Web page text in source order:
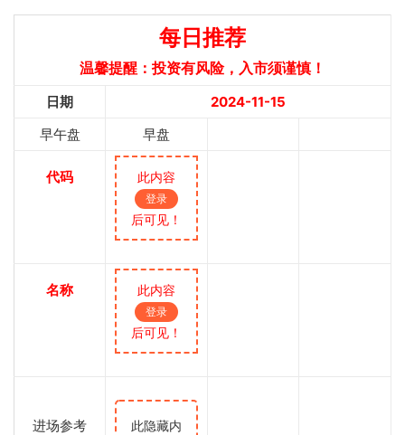
每日推荐
温馨提醒：投资有风险，入市须谨慎！
日期
2024-11-15
早午盘
早盘
代码 此内容
登录
后可见！
名称 此内容
登录
后可见！
进场参考
此隐藏内